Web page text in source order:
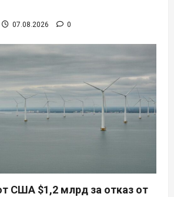
07.08.2026 0
США $1,2 млрд за отказ от